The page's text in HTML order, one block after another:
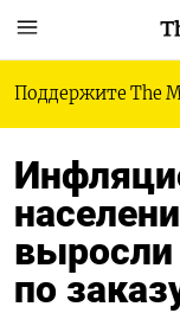
Поддержите The
выросли
по